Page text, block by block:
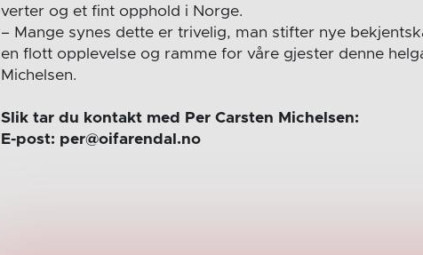
verter og et fint opphold i Norge.
– Mange synes dette er trivelig, man stifter nye
en flott opplevelse og ramme for våre gjester denne
Michelsen.
Slik tar du kontakt med Per Carsten Michelsen:
E-post: per@oifarendal.no